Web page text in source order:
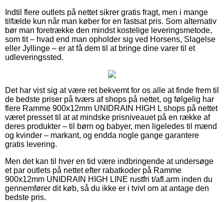
Indtil flere outlets på nettet sikrer gratis fragt, men i mange
tilfælde kun når man køber for en fastsat pris. Som alternativ
bør man foretrække den mindst kostelige leveringsmetode,
som tit – hvad end man opholder sig ved Horsens, Slagelse
eller Jyllinge – er at få dem til at bringe dine varer til et
udleveringssted.
Det har vist sig at være ret bekvemt for os alle at finde frem til
de bedste priser på tværs af shops på nettet, og følgelig har
flere Ramme 900x12mm UNIDRAIN HIGH L shops på nettet
været presset til at at mindske prisniveauet på en række af
deres produkter – til børn og babyer, men ligeledes til mænd
og kvinder – markant, og endda nogle gange garantere
gratis levering.
Men det kan til hver en tid være indbringende at undersøge
et par outlets på nettet efter rabatkoder på Ramme
900x12mm UNIDRAIN HIGH LINE rustfri t/afl.arm inden du
gennemfører dit køb, så du ikke er i tvivl om at antage den
bedste pris.